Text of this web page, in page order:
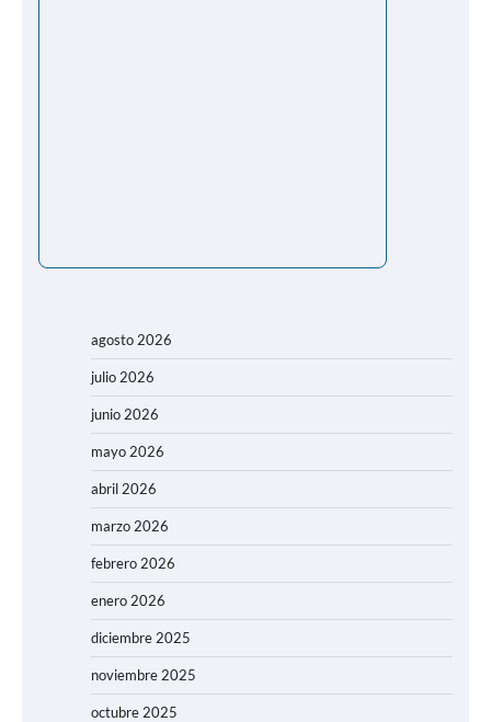
agosto 2026
julio 2026
junio 2026
mayo 2026
abril 2026
marzo 2026
febrero 2026
enero 2026
diciembre 2025
noviembre 2025
octubre 2025